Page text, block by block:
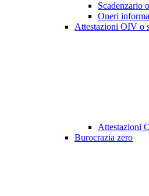
Scadenzario
Oneri
Attestazioni OIV o
Attestazioni
Burocrazia zero